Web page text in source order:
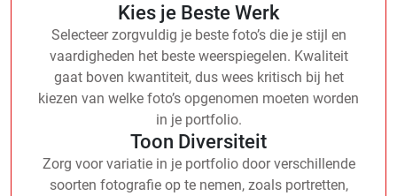
Kies je Beste Werk
Selecteer zorgvuldig je beste foto’s die je stijl en
vaardigheden het beste weerspiegelen. Kwaliteit
gaat boven kwantiteit, dus wees kritisch bij het
kiezen van welke foto’s opgenomen moeten worden
in je portfolio.
Toon Diversiteit
Zorg voor variatie in je portfolio door verschillende
soorten fotografie op te nemen, zoals portretten,